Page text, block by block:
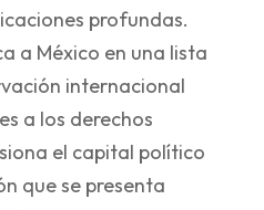
profundas.
a México en una lista
internacional
a los derechos
el capital político
que se presenta